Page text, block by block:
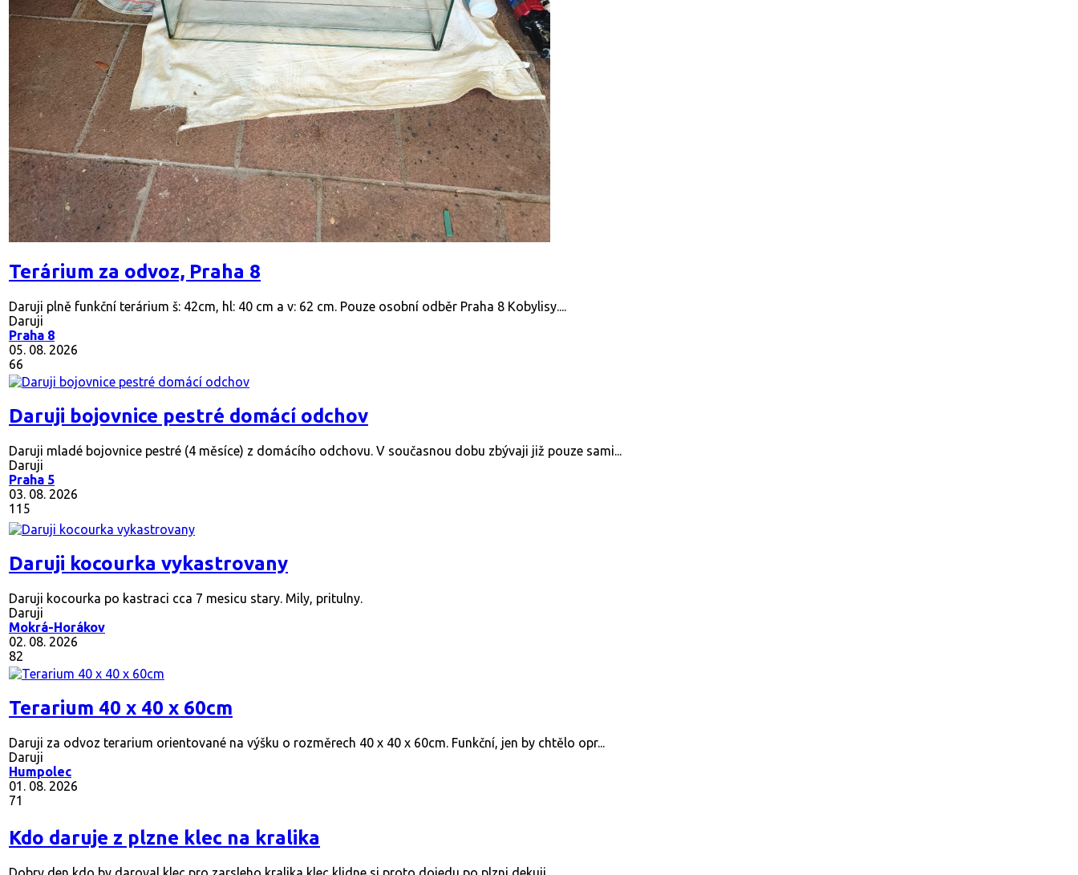
Terárium za odvoz, Praha 8
Daruji plně funkční terárium š: 42cm, hl: 40 cm a v: 62 cm. Pouze osobní odběr Praha 8 Kobylisy....
Daruji
Praha 8
05. 08. 2026
66
Daruji bojovnice pestré domácí odchov
Daruji mladé bojovnice pestré (4 měsíce) z domácího odchovu. V současnou dobu zbývaji již pouze sami...
Daruji
Praha 5
03. 08. 2026
115
Daruji kocourka vykastrovany
Daruji kocourka po kastraci cca 7 mesicu stary. Mily, pritulny.
Daruji
Mokrá-Horákov
02. 08. 2026
82
Terarium 40 x 40 x 60cm
Daruji za odvoz terarium orientované na výšku o rozměrech 40 x 40 x 60cm. Funkční, jen by chtělo opr...
Daruji
Humpolec
01. 08. 2026
71
Kdo daruje z plzne klec na kralika